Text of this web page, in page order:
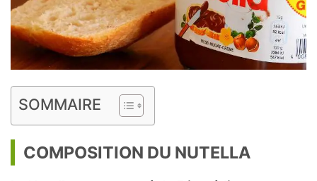
SOMMAIRE
COMPOSITION DU NUTELLA